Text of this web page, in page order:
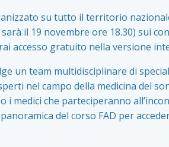
su tutto il territorio
il 19 novembre ore 18.30) sui
accesso gratuito nella versione
un team multidisciplinare di
nel campo della medicina del
i medici che parteciperanno
del corso FAD per